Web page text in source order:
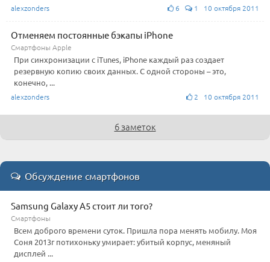
alexzonders 6 1 10 октября 2011
Отменяем постоянные бэкапы iPhone
Смартфоны Apple
При синхронизации с iTunes, iPhone каждый раз создает
резервную копию своих данных. С одной стороны – это,
конечно, ...
alexzonders 2 10 октября 2011
6 заметок
Обсуждение смартфонов
Samsung Galaxy A5 стоит ли того?
Смартфоны
Всем доброго времени суток. Пришла пора менять мобилу. Моя
Соня 2013г потихоньку умирает: убитый корпус, меняный
дисплей ...